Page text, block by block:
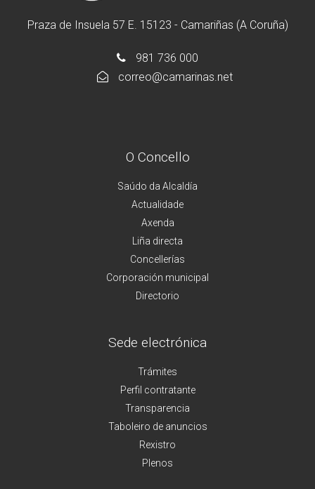
Praza de Insuela 57 E. 15123 - Camariñas (A Coruña)
981 736 000
correo@camarinas.net
O Concello
Saúdo da Alcaldía
Actualidade
Axenda
Liña directa
Concellerías
Corporación municipal
Directorio
Sede electrónica
Trámites
Perfil contratante
Transparencia
Taboleiro de anuncios
Rexistro
Plenos